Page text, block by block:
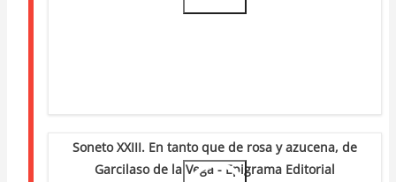
Soneto XXIII. En tanto que de rosa y azucena, de
Garcilaso de la Vega - Epigrama Editorial